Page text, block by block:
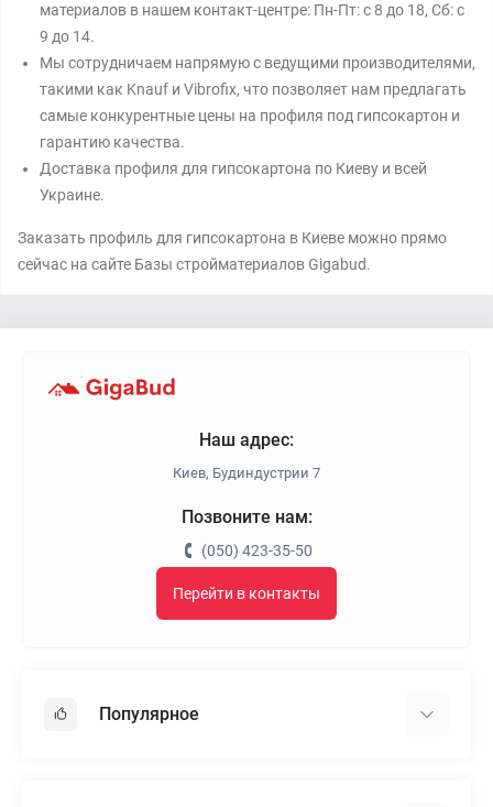
материалов в нашем контакт-центре: Пн-Пт: с 8 до 18, Сб: с
9 до 14.
Мы сотрудничаем напрямую с ведущими производителями,
такими как Knauf и Vibrofix, что позволяет нам предлагать
самые конкурентные цены на профиля под гипсокартон и
гарантию качества.
Доставка профиля для гипсокартона по Киеву и всей
Украине.
Заказать профиль для гипсокартона в Киеве можно прямо
сейчас на сайте Базы стройматериалов Gigabud.
Наш адрес:
Киев, Будиндустрии 7
Позвоните нам:
(050) 423-35-50
Перейти в контакты
Популярное